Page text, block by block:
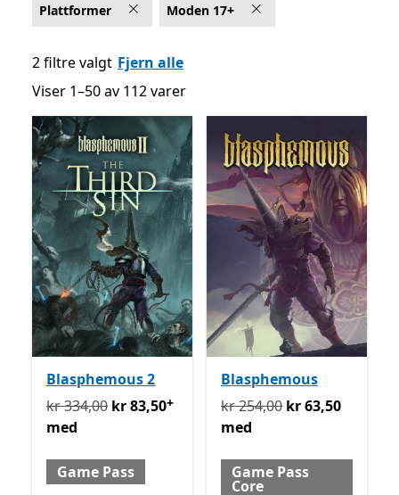
Plattformer Moden 17+
2 filtre valgt Fjern alle
Viser 1–50 av 112 varer
Viser 1–50 av 112 varer
Blasphemous 2
Opprinnelig kr 334,00 nå kr 83,50 med Game Pass
kr 334,00 kr 83,50+
med
Game Pass
Blasphemous
Opprinnelig kr 254,00 nå
kr 254,00 kr 63,50
med
Game Pass
Core